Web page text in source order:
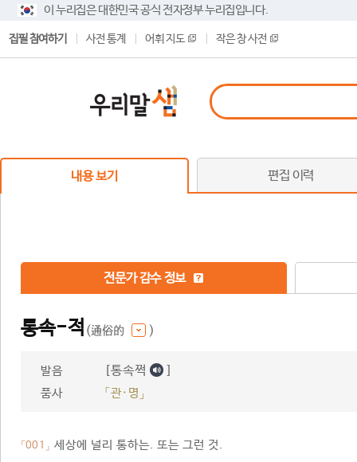
이 누리집은 대한민국 공식 전자정부 누리집입니다.
집필 참여하기 사전 통계 어휘 지도 작은 창 사전
내용 보기 편집 이력
전문가 감수 정보
통속-적 (通俗的 )
발음 [통속쩍 ]
품사 「관·명」
「001」 세상에 널리 통하는. 또는 그런 것.